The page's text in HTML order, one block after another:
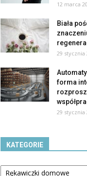
12 marca
Biała
29 stycznia
forma
29 stycznia
KATEGORIE
Kategorie